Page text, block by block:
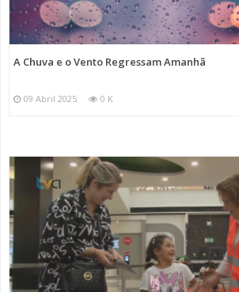
A Chuva e o Vento Regressam Amanhã
09 Abril 2025 0 K